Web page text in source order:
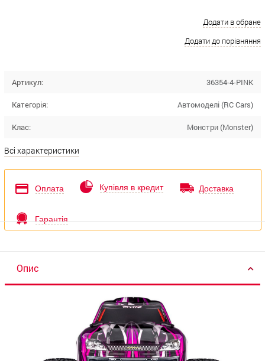
Додати в обране
Додати до порівняння
Артикул: 36354-4-PINK
Категорія: Автомоделі (RC Cars)
Клас: Монстри (Monster)
Всі характеристики
Оплата Купівля в кредит Доставка
Гарантія
Опис